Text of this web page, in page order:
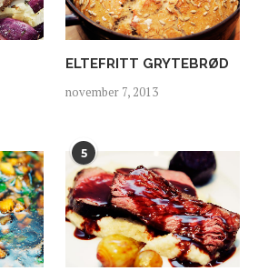
ELTEFRITT GRYTEBRØD
november 7, 2013
5